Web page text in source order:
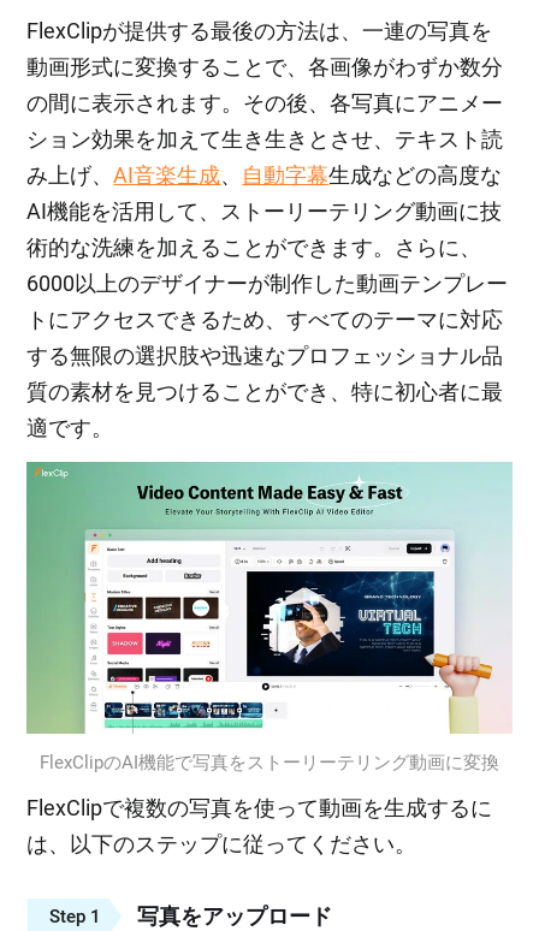
FlexClipが提供する最後の方法は、一連の写真を
動画形式に変換することで、各画像がわずか数分
の間に表示されます。その後、各写真にアニメー
ション効果を加えて生き生きとさせ、テキスト読
み上げ、AI音楽生成、 自動字幕生成などの高度な
AI機能を活用して、ストーリーテリング動画に技
術的な洗練を加えることができます。さらに、
6000以上のデザイナーが制作した動画テンプレー
トにアクセスできるため、すべてのテーマに対応
する無限の選択肢や迅速なプロフェッショナル品
質の素材を見つけることができ、特に初心者に最
適です。
FlexClipのAI機能で写真をストーリーテリング動画に変換
FlexClipで複数の写真を使って動画を生成するに
は、以下のステップに従ってください。
Step 1 写真をアップロード